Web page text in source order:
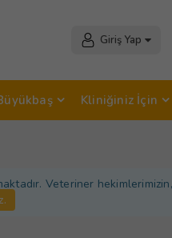
Giriş Yap
Kliniğiniz İçin
Veteriner hekimlerimizin,